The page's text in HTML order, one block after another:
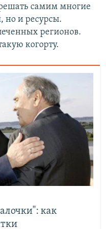
самим многие
но и ресурсы.
регионов.
когорту.
как